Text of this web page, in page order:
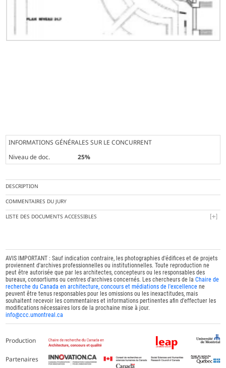
INFORMATIONS GÉNÉRALES SUR LE CONCURRENT
Niveau de doc.
25%
DESCRIPTION
COMMENTAIRES DU JURY
LISTE DES DOCUMENTS ACCESSIBLES
AVIS IMPORTANT : Sauf indication contraire, les photographies d'édifices et de projets
proviennent d'archives professionnelles ou institutionnelles. Toute reproduction ne
peut être autorisée que par les architectes, concepteurs ou les responsables des
bureaux, consortiums ou centres d'archives concernés. Les chercheurs de laChaire de
recherche du Canada en architecture, concours et médiations de l'excellence ne
peuvent être tenus responsables pour les omissions ou les inexactitudes, mais
souhaitent recevoir les commentaires et informations pertinentes afin d'effectuer les
modifications nécessaires lors de la prochaine mise à jour.
info@ccc.umontreal.ca
Production
Partenaires